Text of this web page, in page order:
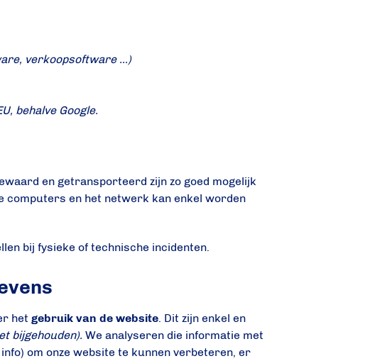
verkoopsoftware …)
behalve Google.
en getransporteerd zijn zo goed mogelijk
computers en het netwerk kan enkel worden
bij fysieke of technische incidenten.
hetgebruik van de website. Dit zijn enkel en
bijgehouden).We analyseren die informatie met
om onze website te kunnen verbeteren, er